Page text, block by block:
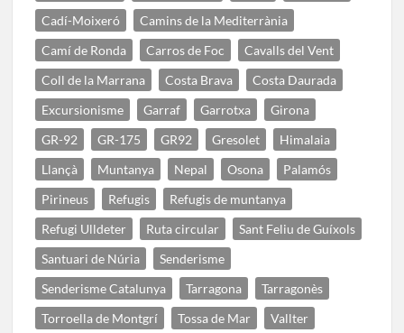
Cadí-Moixeró
Camins de la Mediterrània
Camí de Ronda
Carros de Foc
Cavalls del Vent
Coll de la Marrana
Costa Brava
Costa Daurada
Excursionisme
Garraf Garrotxa
Girona
GR-92
GR-175 GR92 Gresolet
Himalaia
Llançà
Muntanya Nepal Osona
Palamós
Pirineus
Refugis
Refugis de muntanya
Refugi Ulldeter
Ruta circular
Sant Feliu de Guíxols
Santuari de Núria
Senderisme
Senderisme Catalunya
Tarragona
Tarragonès
Torroella de Montgrí
Tossa de Mar
Vallter